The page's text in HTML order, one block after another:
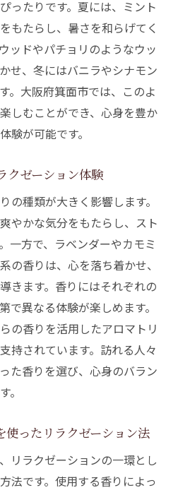
ったりです。夏には、ミント
もたらし、暑さを和らげてく
ッドやパチョリのようなウッ
せ、冬にはバニラやシナモン
。大阪府箕面市では、このよ
しむことができ、心身を豊か
験が可能です。
クゼーション体験
の種類が大きく影響します。
やかな気分をもたらし、スト
一方で、ラベンダーやカモミ
の香りは、心を落ち着かせ、
きます。香りにはそれぞれの
で異なる体験が楽しめます。
の香りを活用したアロマトリ
持されています。訪れる人々
た香りを選び、心身のバラン
。
使ったリラクゼーション法
リラクゼーションの一環とし
法です。使用する香りによっ